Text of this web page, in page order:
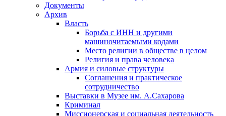
Документы
Архив
Власть
Борьба с ИНН и другими
машиночитаемыми кодами
Место религии в обществе в целом
Религия и права человека
Армия и силовые структуры
Соглашения и практическое
сотрудничество
Выставки в Музее им. А.Сахарова
Криминал
Миссионерская и социальная деятельность